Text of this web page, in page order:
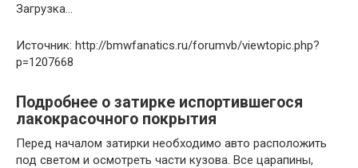
Загрузка…
Источник: http://bmwfanatics.ru/forumvb/viewtopic.php?
p=1207668
Подробнее о затирке испортившегося
лакокрасочного покрытия
Перед началом затирки необходимо авто расположить
под светом и осмотреть части кузова. Все царапины,